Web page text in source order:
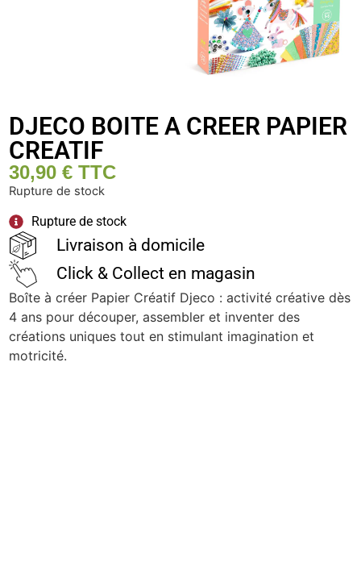
DJECO BOITE A CREER PAPIER
CREATIF
30,90€ TTC
Rupture de stock
Rupture de stock
Livraison à domicile
Click & Collect en magasin
Boîte à créer Papier Créatif Djeco : activité créative dès
4 ans pour découper, assembler et inventer des
créations uniques tout en stimulant imagination et
motricité.